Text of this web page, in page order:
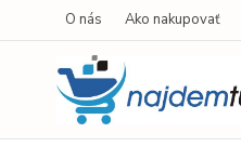
O nás Ako nakupovať